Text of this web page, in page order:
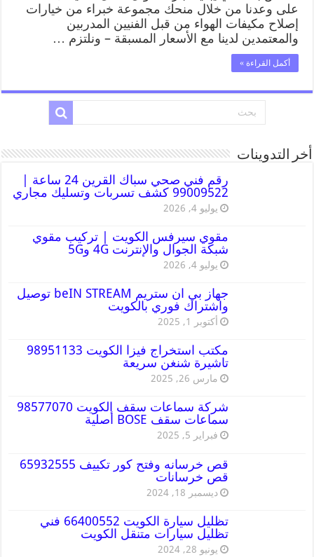
على وعدنا من خلال منحك مجموعة خبراء من خيارات
إصلاح مكيفات الهواء من قبل الفنيين المدربين
والمعتمدين لدينا مع الأسعار المسبقة – ونلتزم …
أكمل القراءة »
أخر التدوينات
رقم فني صحي سباك القرين 24 ساعة |
99009522 كشف تسربات وتسليك مجاري
يوليو 4, 2026
مقوي سيرفس الكويت | تركيب مقوي
شبكة الجوال والإنترنت 4G و5G
يوليو 4, 2026
جهاز بي ان ستريم beIN STREAM توصيل
واشتراك فوري بالكويت
أكتوبر 1, 2025
مكتب استخراج فيزا الكويت 98951133
تاشيرة شنغن سريعة
مارس 26, 2025
شركة سماعات سقف الكويت 98577070
سماعات سقف BOSE أصلية
فبراير 5, 2025
قص خرسانه وفتح كور تكييف 65932555
قص خرسانات
ديسمبر 18, 2024
تظليل سيارة الكويت 66400552 فني
تظليل سيارات متنقل الكويت
يونيو 28, 2024